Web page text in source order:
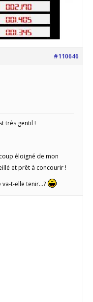
#110646
très gentil !
éloigné de mon
et prêt à concourir !
va-t-elle tenir…?